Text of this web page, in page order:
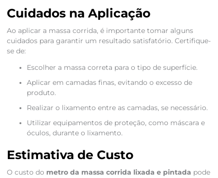
Cuidados na Aplicação
Ao aplicar a massa corrida, é importante tomar alguns
cuidados para garantir um resultado satisfatório. Certifique-
se de:
Escolher a massa correta para o tipo de superfície.
Aplicar em camadas finas, evitando o excesso de
produto.
Realizar o lixamento entre as camadas, se necessário.
Utilizar equipamentos de proteção, como máscara e
óculos, durante o lixamento.
Estimativa de Custo
O custo do metro da massa corrida lixada e pintada pode